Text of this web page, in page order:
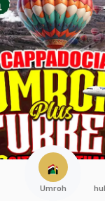
Umroh